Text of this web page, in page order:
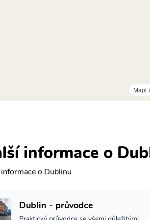
informace o
o Dublinu
Dublin - průvodce